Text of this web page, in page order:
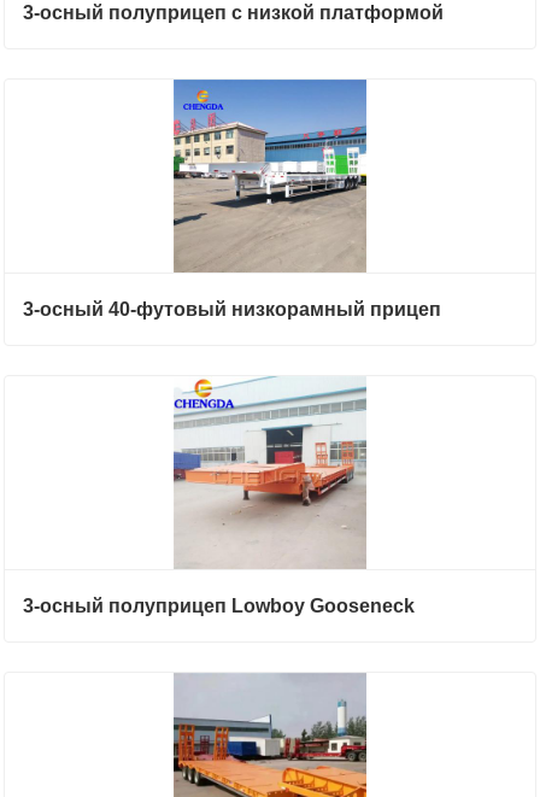
3-осный полуприцеп с низкой платформой
3-осный 40-футовый низкорамный прицеп
3-осный полуприцеп Lowboy Gooseneck